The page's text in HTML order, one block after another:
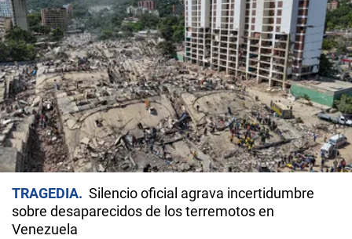
TRAGEDIA
Silencio oficial agrava incertidumbre
sobre desaparecidos de los terremotos en
Venezuela